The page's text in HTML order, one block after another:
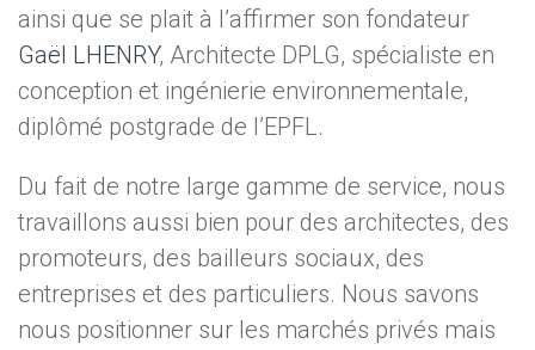
ainsi que se plait à l’affirmer son fondateur
Gaël LHENRY, Architecte DPLG, spécialiste en
conception et ingénierie environnementale,
diplômé postgrade de l’EPFL.
Du fait de notre large gamme de service, nous
travaillons aussi bien pour des architectes, des
promoteurs, des bailleurs sociaux, des
entreprises et des particuliers. Nous savons
nous positionner sur les marchés privés mais